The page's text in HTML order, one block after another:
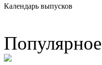
Календарь выпусков
Популярное